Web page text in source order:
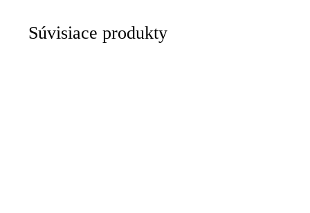
Súvisiace produkty